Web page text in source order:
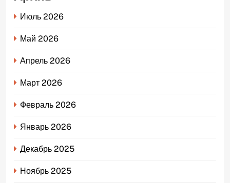
Июль 2026
Май 2026
Апрель 2026
Март 2026
Февраль 2026
Январь 2026
Декабрь 2025
Ноябрь 2025